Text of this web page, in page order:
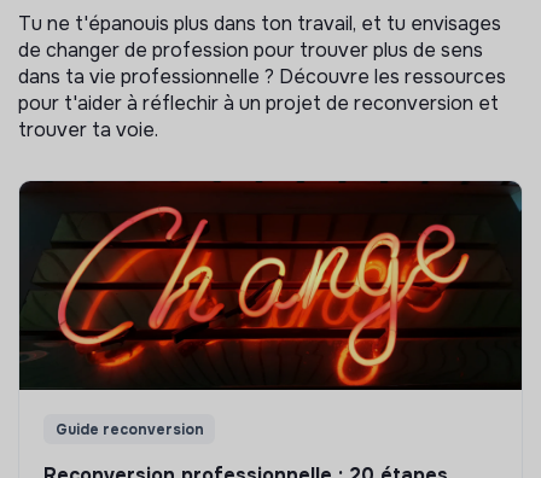
Tu ne t'épanouis plus dans ton travail, et tu envisages
de changer de profession pour trouver plus de sens
dans ta vie professionnelle ? Découvre les ressources
pour t'aider à réflechir à un projet de reconversion et
trouver ta voie.
Guide reconversion